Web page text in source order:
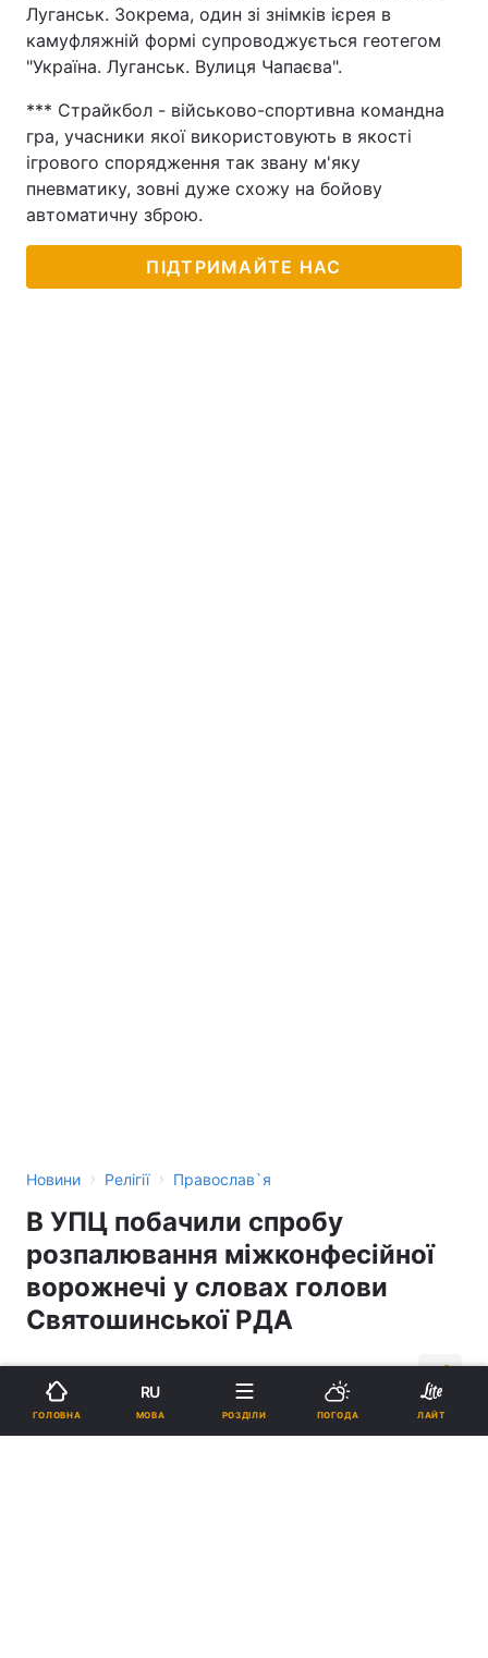
Луганськ. Зокрема, один зі знімків ієрея в
камуфляжній формі супроводжується геотегом
"Україна. Луганськ. Вулиця Чапаєва".
*** Страйкбол - військово-спортивна командна
гра, учасники якої використовують в якості
ігрового спорядження так звану м'яку
пневматику, зовні дуже схожу на бойову
автоматичну зброю.
ПІДТРИМАЙТЕ НАС
Новини › Релігії › Православ`я
В УПЦ побачили спробу
розпалювання міжконфесійної
ворожнечі у словах голови
Святошинської РДА
Підпишіться на нас в Google
ГОЛОВНА
RU
МОВА РОЗДІЛИ ПОГОДА ЛАЙТ